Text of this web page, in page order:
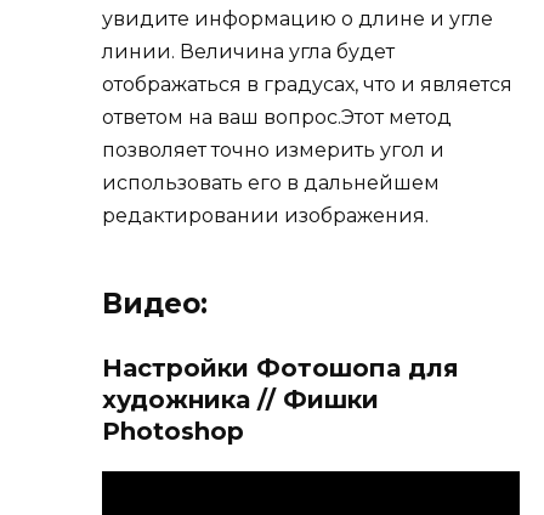
увидите информацию о длине и угле
линии. Величина угла будет
отображаться в градусах, что и является
ответом на ваш вопрос.Этот метод
позволяет точно измерить угол и
использовать его в дальнейшем
редактировании изображения.
Видео:
Настройки Фотошопа для
художника // Фишки
Photoshop